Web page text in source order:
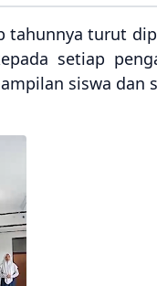
tahunnya turut
setiap
siswa